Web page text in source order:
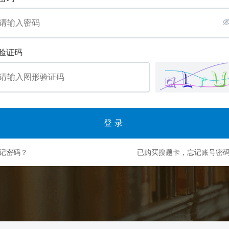
证码
登录
密码？ 已购买搜题卡，忘记账号密